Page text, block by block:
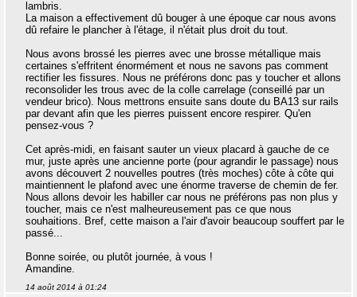
lambris.
La maison a effectivement dû bouger à une époque car nous avons
dû refaire le plancher à l'étage, il n'était plus droit du tout.
Nous avons brossé les pierres avec une brosse métallique mais
certaines s'effritent énormément et nous ne savons pas comment
rectifier les fissures. Nous ne préférons donc pas y toucher et allons
reconsolider les trous avec de la colle carrelage (conseillé par un
vendeur brico). Nous mettrons ensuite sans doute du BA13 sur rails
par devant afin que les pierres puissent encore respirer. Qu'en
pensez-vous ?
Cet après-midi, en faisant sauter un vieux placard à gauche de ce
mur, juste après une ancienne porte (pour agrandir le passage) nous
avons découvert 2 nouvelles poutres (très moches) côte à côte qui
maintiennent le plafond avec une énorme traverse de chemin de fer.
Nous allons devoir les habiller car nous ne préférons pas non plus y
toucher, mais ce n'est malheureusement pas ce que nous
souhaitions. Bref, cette maison a l'air d'avoir beaucoup souffert par le
passé...
Bonne soirée, ou plutôt journée, à vous !
Amandine.
14 août 2014 à 01:24